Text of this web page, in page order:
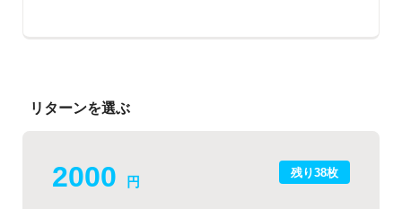
リターンを選ぶ
残り38枚
2000 円